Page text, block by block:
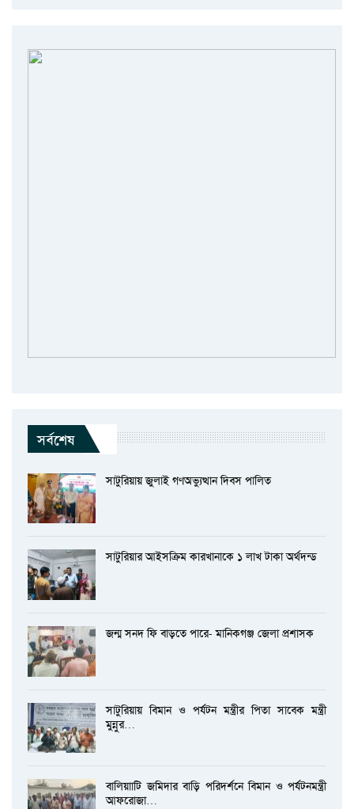
সর্বশেষ
সাটুরিয়ায় জুলাই গণঅভ্যুত্থান দিবস পালিত
সাটুরিয়ার আইসক্রিম কারখানাকে ১ লাখ টাকা অর্থদন্ড
জন্ম সনদ ফি বাড়তে পারে- মানিকগঞ্জ জেলা প্রশাসক
সাটুরিয়ায় বিমান ও পর্যটন মন্ত্রীর পিতা সাবেক মন্ত্রী
মুন্নুর…
বালিয়াাটি জমিদার বাড়ি পরিদর্শনে বিমান ও পর্যটনমন্ত্রী
আফরোজা…